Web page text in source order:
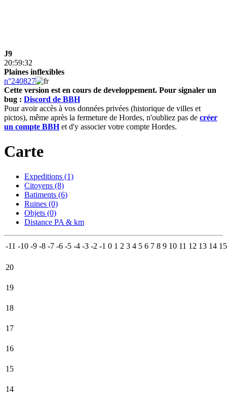
J9
20:59:32
Plaines inflexibles
n°240827
Cette version est en cours de developpement. Pour signaler un
bug : Discord de BBH
Pour avoir accès à vos données privées (historique de villes et
pictos), même après la fermeture de Hordes, n'oubliez pas de créer
un compte BBHet d'y associer votre compte Hordes.
Carte
Expeditions (1)
Citoyens (8)
Batiments (6)
Ruines (0)
Objets (0)
Distance PA & km
-11 -10 -9 -8 -7 -6 -5 -4 -3 -2 -1 0 1 2 3 4 5 6 7 8 9 10 11 12 13 14 15
20
19
18
17
16
15
14